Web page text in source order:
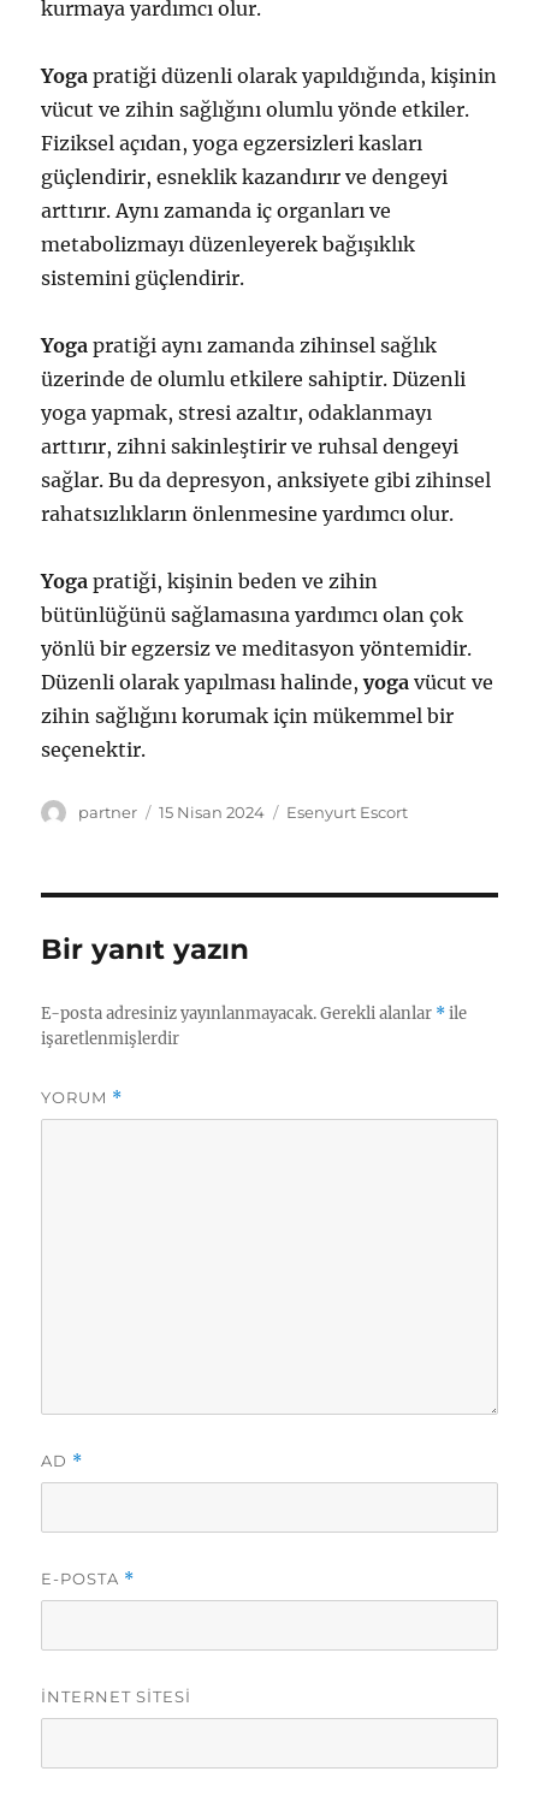
kurmaya yardımcı olur.
Yoga pratiği düzenli olarak yapıldığında, kişinin
vücut ve zihin sağlığını olumlu yönde etkiler.
Fiziksel açıdan, yoga egzersizleri kasları
güçlendirir, esneklik kazandırır ve dengeyi
arttırır. Aynı zamanda iç organları ve
metabolizmayı düzenleyerek bağışıklık
sistemini güçlendirir.
Yoga pratiği aynı zamanda zihinsel sağlık
üzerinde de olumlu etkilere sahiptir. Düzenli
yoga yapmak, stresi azaltır, odaklanmayı
arttırır, zihni sakinleştirir ve ruhsal dengeyi
sağlar. Bu da depresyon, anksiyete gibi zihinsel
rahatsızlıkların önlenmesine yardımcı olur.
Yoga pratiği, kişinin beden ve zihin
bütünlüğünü sağlamasına yardımcı olan çok
yönlü bir egzersiz ve meditasyon yöntemidir.
Düzenli olarak yapılması halinde,yoga vücut ve
zihin sağlığını korumak için mükemmel bir
seçenektir.
Yazar
partner
Yayın
15 Nisan 2024 Kategoriler
Esenyurt Escort
Bir yanıt yazın
E-posta adresiniz yayınlanmayacak. Gerekli alanlar *ile
işaretlenmişlerdir
YORUM *
AD *
E-POSTA *
İNTERNET SITESI